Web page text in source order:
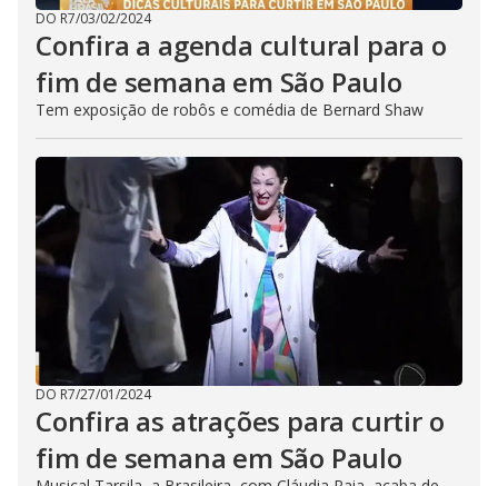
DO R7/03/02/2024
Confira a agenda cultural para o
fim de semana em São Paulo
Tem exposição de robôs e comédia de Bernard Shaw
DO R7/27/01/2024
Confira as atrações para curtir o
fim de semana em São Paulo